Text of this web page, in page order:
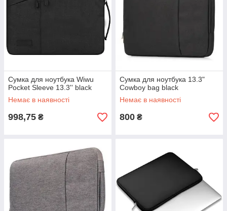
Сумка для ноутбука Wiwu
Pocket Sleeve 13.3'' black
Немає в наявності
998,75 ₴
Сумка для ноутбука 13.3"
Cowboy bag black
Немає в наявності
800 ₴